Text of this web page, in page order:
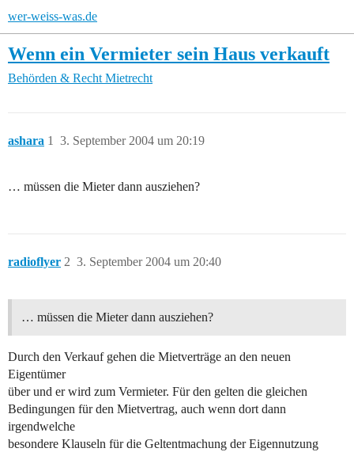
wer-weiss-was.de
Wenn ein Vermieter sein Haus verkauft
Behörden & Recht Mietrecht
ashara 3. September 2004 um 20:19
1
… müssen die Mieter dann ausziehen?
radioflyer 3. September 2004 um 20:40
2
… müssen die Mieter dann ausziehen?
Durch den Verkauf gehen die Mietverträge an den neuen
Eigentümer
über und er wird zum Vermieter. Für den gelten die gleichen
Bedingungen für den Mietvertrag, auch wenn dort dann
irgendwelche
besondere Klauseln für die Geltentmachung der Eigennutzung